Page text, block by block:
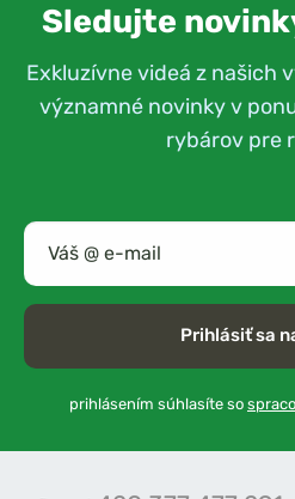
Sledujte
Exkluzívne videá z našich
významné novinky v
rybárov pre
Prihlásiť sa
prihlásením súhlasíte so